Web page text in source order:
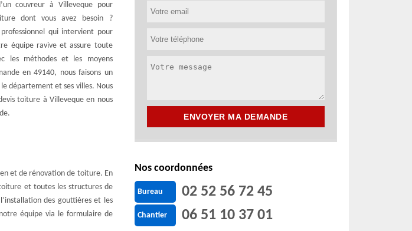
couvreur à Villeveque pour
dont vous avez besoin ?
qui intervient pour
équipe ravive et assure toute
les méthodes et les moyens
en 49140, nous faisons un
département et ses villes. Nous
toiture à Villeveque en nous
et de rénovation de toiture. En
et toutes les structures de
des gouttières et les
équipe via le formulaire de
Nos coordonnées
Bureau 02 52 56 72 45
Chantier 06 51 10 37 01